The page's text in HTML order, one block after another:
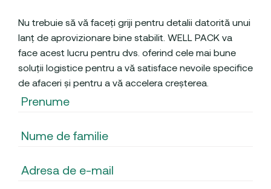
Nu trebuie să vă faceți griji pentru detalii datorită unui
lanț de aprovizionare bine stabilit. WELL PACK va
face acest lucru pentru dvs. oferind cele mai bune
soluții logistice pentru a vă satisface nevoile specifice
de afaceri și pentru a vă accelera creșterea.